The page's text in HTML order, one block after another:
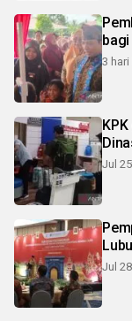
3 hari
Jul
Jul